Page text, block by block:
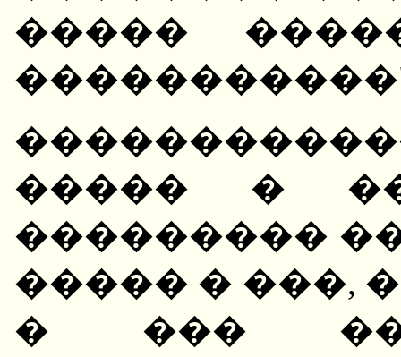
�����
����� �
���������
����� � ���,
� ���